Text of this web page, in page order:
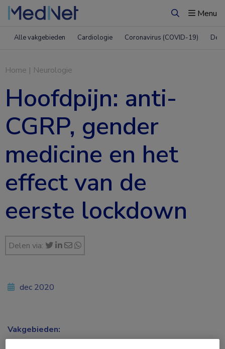
ZoekenMenu
Alle vakgebieden Cardiologie Coronavirus (COVID-19)
Home | Neurologie
Hoofdpijn: anti-
CGRP, gender
medicine en het
effect van de
eerste lockdown
Delen via:
dec 2020
Vakgebieden:
Neurologie